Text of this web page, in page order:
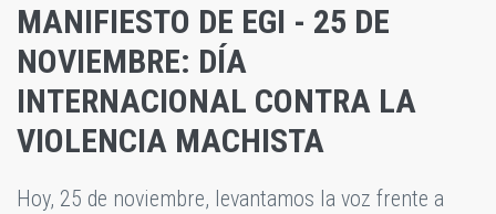
MANIFIESTO DE EGI - 25 DE
NOVIEMBRE: DÍA
INTERNACIONAL CONTRA LA
VIOLENCIA MACHISTA
Hoy, 25 de noviembre, levantamos la voz frente a